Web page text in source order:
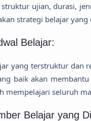
ujian, durasi,
strategi belajar
Belajar:
yang terstruktur dan
baik akan
mempelajari seluruh
Belajar yang